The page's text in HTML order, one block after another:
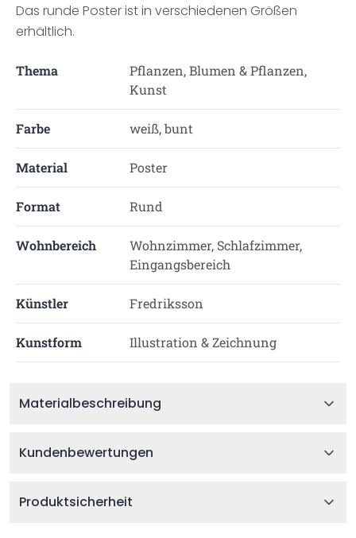
Das runde Poster ist in verschiedenen Größen
erhältlich.
Thema
Pflanzen, Blumen & Pflanzen,
Kunst
Farbe weiß, bunt
Material Poster
Format Rund
Wohnbereich
Wohnzimmer, Schlafzimmer,
Eingangsbereich
Künstler Fredriksson
Kunstform Illustration & Zeichnung
Materialbeschreibung
Kundenbewertungen
Produktsicherheit